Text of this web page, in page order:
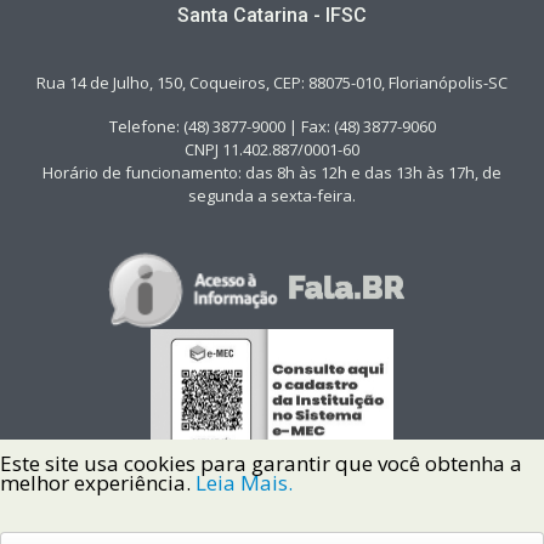
Santa Catarina - IFSC
Rua 14 de Julho, 150, Coqueiros, CEP: 88075-010, Florianópolis-SC
Telefone: (48) 3877-9000 | Fax: (48) 3877-9060
CNPJ 11.402.887/0001-60
Horário de funcionamento: das 8h às 12h e das 13h às 17h, de
segunda a sexta-feira.
Este site usa cookies para garantir que você obtenha a
melhor experiência. Leia Mais.